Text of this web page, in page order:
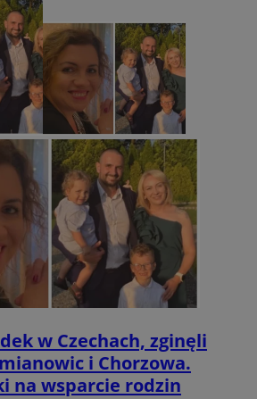
w Czechach, zginęli
i Chorzowa.
na wsparcie rodzin